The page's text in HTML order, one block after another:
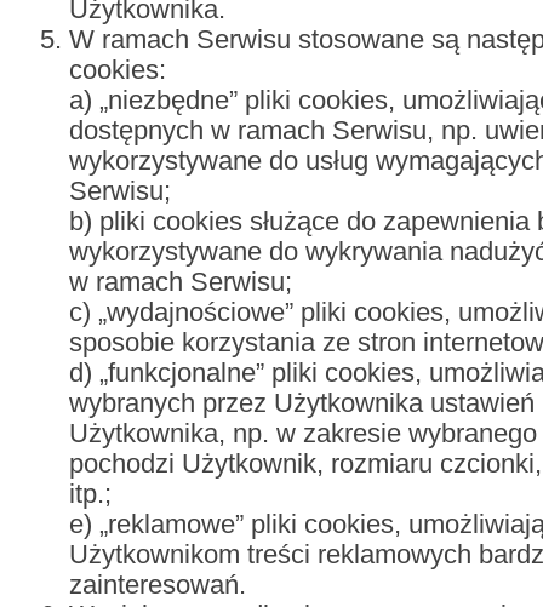
Użytkownika.
W ramach Serwisu stosowane są
cookies:
a) „niezbędne” pliki cookies,
dostępnych w ramach Serwisu, np.
wykorzystywane do usług
Serwisu;
b) pliki cookies służące do
wykorzystywane do wykrywania
w ramach Serwisu;
c) „wydajnościowe” pliki cookies,
sposobie korzystania ze stron
d) „funkcjonalne” pliki cookies,
wybranych przez Użytkownika
Użytkownika, np. w zakresie
pochodzi Użytkownik, rozmiaru
itp.;
e) „reklamowe” pliki cookies,
Użytkownikom treści reklamowych
zainteresowań.